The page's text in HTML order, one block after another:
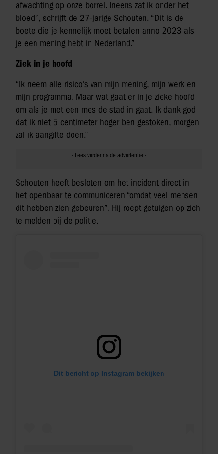
afwachting op onze borrel. Ineens zat ik onder het
bloed”, schrijft de 27-jarige Schouten. “Dit is de
boete die je kennelijk moet betalen anno 2023 als
je een mening hebt in Nederland.”
Ziek in je hoofd
“Ik neem alle risico’s van mijn mening, mijn werk en
mijn programma. Maar wat gaat er in je zieke hoofd
om als je met een mes de stad in gaat. Ik dank god
dat ik niet 5 centimeter hoger ben gestoken, morgen
zal ik aangifte doen.”
Schouten heeft besloten om het incident direct in
het openbaar te communiceren “omdat veel mensen
dit hebben zien gebeuren”. Hij roept getuigen op zich
te melden bij de politie.
Dit bericht op Instagram bekijken